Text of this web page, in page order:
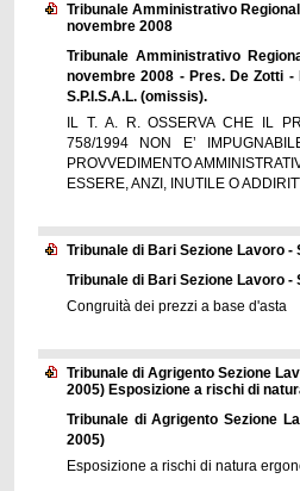
Tribunale Amministrativo
novembre 2008
Tribunale Amministrativo
novembre 2008 - Pres. De Zotti -
S.P.I.S.A.L. (omissis).
IL T. A. R. OSSERVA CHE IL
758/1994 NON E’
PROVVEDIMENTO
ESSERE, ANZI, INUTILE O
Tribunale di Bari Sezione Lavoro -
Tribunale di Bari Sezione Lavoro -
Congruità dei prezzi a base d'asta
Tribunale di Agrigento Sezione
2005) Esposizione a rischi di
Tribunale di Agrigento Sezione
2005)
Esposizione a rischi di natura